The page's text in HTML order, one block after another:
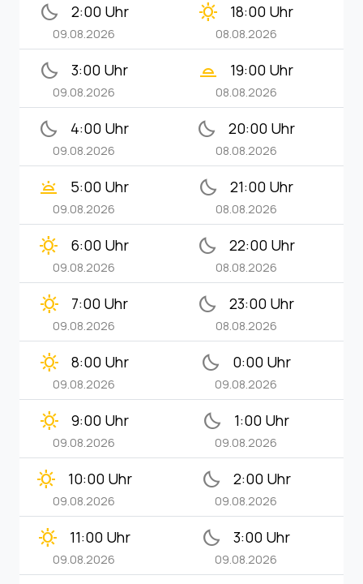
bedtime 2:00 Uhr
09.08.2026
clear_day 18:00 Uhr
08.08.2026
bedtime 3:00 Uhr
09.08.2026
wb_twilight_2 19:00 Uhr
08.08.2026
bedtime 4:00 Uhr
09.08.2026
bedtime 20:00 Uhr
08.08.2026
wb_twilight 5:00 Uhr
09.08.2026
bedtime 21:00 Uhr
08.08.2026
clear_day 6:00 Uhr
09.08.2026
bedtime 22:00 Uhr
08.08.2026
clear_day 7:00 Uhr
09.08.2026
bedtime 23:00 Uhr
08.08.2026
clear_day 8:00 Uhr
09.08.2026
bedtime 0:00 Uhr
09.08.2026
clear_day 9:00 Uhr
09.08.2026
bedtime 1:00 Uhr
09.08.2026
clear_day 10:00 Uhr
09.08.2026
bedtime 2:00 Uhr
09.08.2026
clear_day 11:00 Uhr
09.08.2026
bedtime 3:00 Uhr
09.08.2026